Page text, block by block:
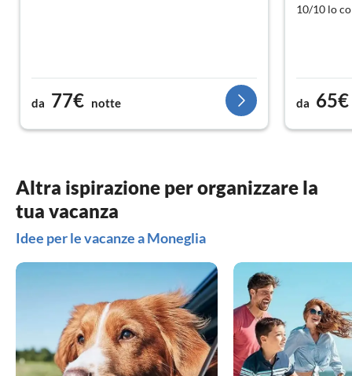
da 77€ notte
10/10 lo
da 65€
Altra ispirazione per organizzare la
tua vacanza
Idee per le vacanze a Moneglia